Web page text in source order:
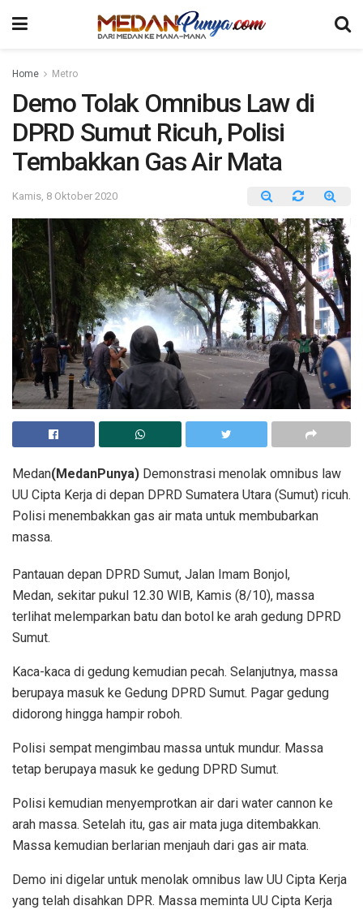
Home Metro
Demo Tolak Omnibus Law di
DPRD Sumut Ricuh, Polisi
Tembakkan Gas Air Mata
Kamis, 8 Oktober 2020
Medan(MedanPunya) Demonstrasi menolak omnibus law
UU Cipta Kerja di depan DPRD Sumatera Utara (Sumut) ricuh.
Polisi menembakkan gas air mata untuk membubarkan
massa.
Pantauan depan DPRD Sumut, Jalan Imam Bonjol,
Medan, sekitar pukul 12.30 WIB, Kamis (8/10), massa
terlihat melemparkan batu dan botol ke arah gedung DPRD
Sumut.
Kaca-kaca di gedung kemudian pecah. Selanjutnya, massa
berupaya masuk ke Gedung DPRD Sumut. Pagar gedung
didorong hingga hampir roboh.
Polisi sempat mengimbau massa untuk mundur. Massa
tetap berupaya masuk ke gedung DPRD Sumut.
Polisi kemudian menyemprotkan air dari water cannon ke
arah massa. Setelah itu, gas air mata juga ditembakkan.
Massa kemudian berlarian menjauh dari gas air mata.
Demo ini digelar untuk menolak omnibus law UU Cipta Kerja
yang telah disahkan DPR. Massa meminta UU Cipta Kerja